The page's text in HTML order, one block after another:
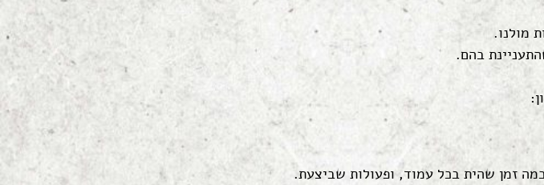
מולנו.
בהם.
זמן שהית בכל עמוד, ופעולות שביצעת.